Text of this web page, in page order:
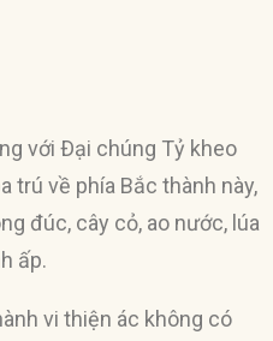
với Ðại chúng Tỷ kheo
trú về phía Bắc thành này,
đúc, cây cỏ, ao nước, lúa
ấp.
vi thiện ác không có